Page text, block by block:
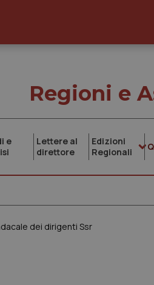
Regioni e
e
Lettere al
direttore
Edizioni
Regionali
dei dirigenti Ssr